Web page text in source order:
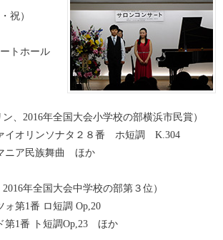
祝）
トホール
ン、2016年全国大会小学校の部横浜市民賞）
イオリンソナタ２８番 ホ短調 K.304
ニア民族舞曲 ほか
2016年全国大会中学校の部第３位）
ォ第1番 ロ短調 Op,20
第1番 ト短調Op,23 ほか